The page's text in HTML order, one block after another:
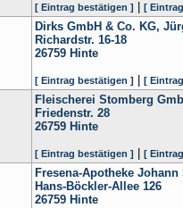
[ Eintrag bestätigen ] [
Dirks GmbH & Co. KG,
Richardstr. 16-18
26759 Hinte
[ Eintrag bestätigen ] [
Fleischerei Stomberg
Friedenstr. 28
26759 Hinte
[ Eintrag bestätigen ] [
Fresena-Apotheke
Hans-Böckler-Allee 126
26759 Hinte